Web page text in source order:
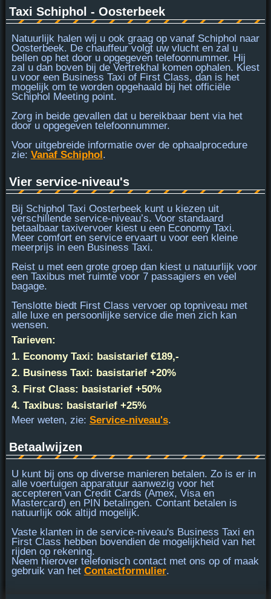
Taxi Schiphol - Oosterbeek
Natuurlijk halen wij u ook graag op vanaf Schiphol naar
Oosterbeek. De chauffeur volgt uw vlucht en zal u
bellen op het door u opgegeven telefoonnummer. Hij
zal u dan boven bij de Vertrekhal komen ophalen. Kiest
u voor een Business Taxi of First Class, dan is het
mogelijk om te worden opgehaald bij het officiële
Schiphol Meeting point.
Zorg in beide gevallen dat u bereikbaar bentvia het
door u opgegeven telefoonnummer.
Voor uitgebreide informatie over de ophaalprocedure
zie: Vanaf Schiphol.
Vier service-niveau's
Bij Schiphol Taxi Oosterbeek kunt u kiezen uit
verschillende service-niveau’s. Voor standaard
betaalbaar taxivervoer kiest u een Economy Taxi.
Meer comfort en service ervaart u voor een kleine
meerprijs in een Business Taxi.
Reist u met een grote groep dan kiest u natuurlijk voor
een Taxibus met ruimte voor 7 passagiers en veel
bagage.
Tenslotte biedt First Class vervoer op topniveau met
alle luxe en persoonlijke service die men zich kan
wensen.
Tarieven:
1. Economy Taxi: basistarief €189,-
2. Business Taxi: basistarief +20%
3. First Class: basistarief +50%
4. Taxibus: basistarief +25%
Meer weten, zie: Service-niveau's.
Betaalwijzen
U kunt bij ons op diverse manieren betalen. Zo is er in
alle voertuigen apparatuur aanwezig voor het
accepteren van Credit Cards (Amex, Visa en
Mastercard) en PIN betalingen. Contant betalen is
natuurlijk ook altijd mogelijk.
Vaste klanten in de service-niveau's Business Taxi en
First Class hebben bovendien de mogelijkheid van het
rijden op rekening.
Neem hierover telefonisch contact met ons op of maak
gebruik van het Contactformulier.